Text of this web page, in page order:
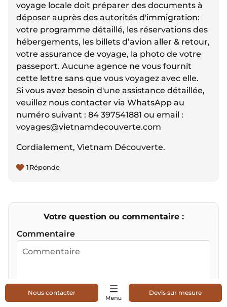
voyage locale doit préparer des documents à
déposer auprès des autorités d'immigration:
votre programme détaillé, les réservations des
hébergements, les billets d’avion aller & retour,
votre assurance de voyage, la photo de votre
passeport. Aucune agence ne vous fournit
cette lettre sans que vous voyagez avec elle.
Si vous avez besoin d'une assistance détaillée,
veuillez nous contacter via WhatsApp au
numéro suivant : 84 397541881 ou email :
voyages@vietnamdecouverte.com
Cordialement, Vietnam Découverte.
1 Réponde
Votre question ou commentaire :
Commentaire
Nom & prénom*
Nous contacter Devis sur mesure